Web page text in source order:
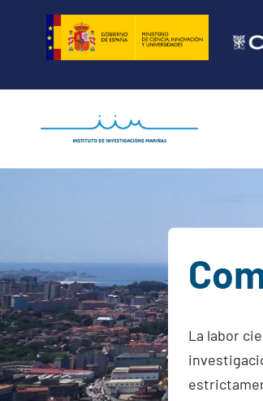
Saltar
contenido
La labor